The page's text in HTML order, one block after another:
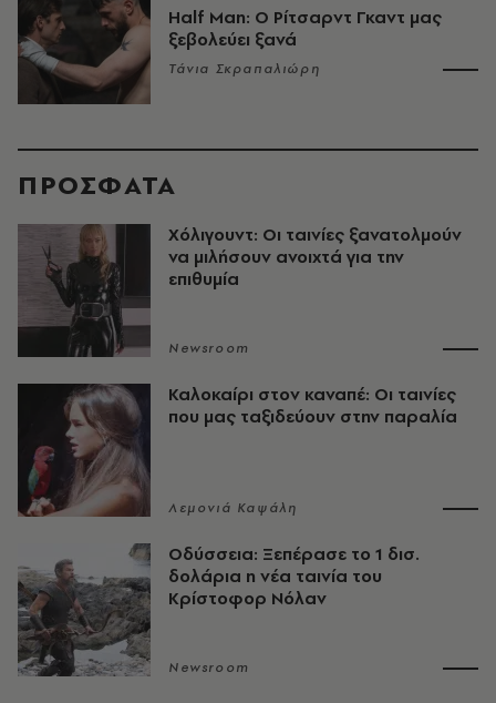
Half Man: Ο Ρίτσαρντ Γκαντ μας
ξεβολεύει ξανά
Τάνια Σκραπαλιώρη
ΠΡΟΣΦΑΤΑ
Χόλιγουντ: Οι ταινίες ξανατολμούν
να μιλήσουν ανοιχτά για την
επιθυμία
Newsroom
Καλοκαίρι στον καναπέ: Οι ταινίες
που μας ταξιδεύουν στην παραλία
Λεμονιά Καψάλη
Οδύσσεια: Ξεπέρασε το 1 δισ.
δολάρια η νέα ταινία του
Κρίστοφορ Νόλαν
Newsroom